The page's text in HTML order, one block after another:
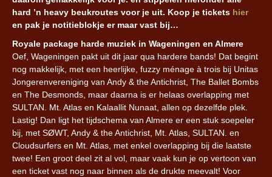
hard ’n heavy beukroutes voor je uit. Koop je tickets hier
en pak je notitieblokje er maar vast bij…
Royale package harde muziek in Wageningen en Almere
Oef, Wageningen pakt uit dit jaar qua hardere bands! Dat begint
nog makkelijk, met een heerlijke, fuzzy ménage à trois bij Unitas
Jongerenvereniging van Andy & the Antichrist, The Ballet Bombs
en The Desmonds, maar daarna is er helaas overlapping met
SULTAN. Mt. Atlas en Kalaallit Nunaat, allen op dezelfde plek.
Lastig! Dan ligt het tijdschema van Almere er een stuk soepeler
bij, met SØWT, Andy & the Antichrist, Mt. Atlas, SULTAN. en
Cloudsurfers en Mt. Atlas, met enkel overlapping bij die laatste
twee! Een groot deel zit al vol, maar vaak kun je op vertoon van
een ticket vast nog naar binnen als de drukte meevalt! Voor